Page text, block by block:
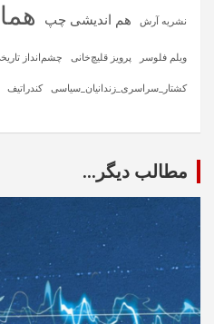
نشریه آرش هم اندیشی چپ
ویلم فلوسر پرویز قلیچ‌خانی چشم‌انداز
کشتار_سراسری_زندانیان_سیاسی کندراتیف
مطالب دیگر...